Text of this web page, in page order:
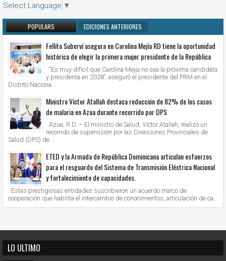
Select Language ▼
POPULARS EDICIONES ANTERIORES
Fellito Suberví asegura en Carolina Mejía RD tiene la oportunidad
histórica de elegir la primera mujer presidente de la República
“Es muy difícil que Carolina Mejía no sea la próxima candidata
y presidenta en 2028”, aseguró el presidente del PRM en el
Distrito Naciona...
Ministro Víctor Atallah destaca reducción de 82% de los casos
de malaria en Azua durante recorrido por DPS
Azua, R.D. – El ministro de Salud, Víctor Atallah, realizó un
recorrido de supervisión por las Direcciones Provinciales de
Salud (DPS) de ...
ETED y la Armada de República Dominicana articulan esfuerzos
para el resguardo del Sistema de Transmisión Eléctrica Nacional
y fortalecimiento de capacidades.
Estas prestigiosas entidades suscribieron un acuerdo marco de
cooperación que habilita el intercambio de conocimientos, articulación de ca...
LO ULTIMO